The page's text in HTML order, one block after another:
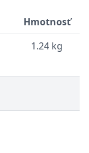
Hmotnosť
1.24 kg